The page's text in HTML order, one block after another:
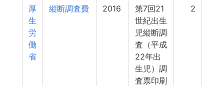
厚
生
労
働
省
縦断調査費 2016
第7回21
世紀出生
児縦断調
査（平成
22年出
生児）調
査票印刷
2